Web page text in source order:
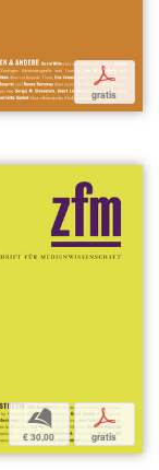
p
gratis
b
€ 30,00
p
gratis